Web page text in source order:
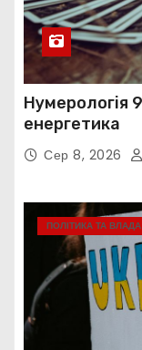
Нумерологія
енергетика
Сер 8, 2026
ПОЛІТИКА ТА ВЛАДА